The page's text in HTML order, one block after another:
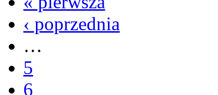
‹ poprzednia
…
5
6